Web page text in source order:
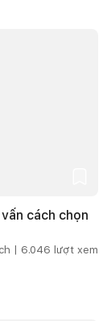
cách chọn
| 6.046 lượt xem